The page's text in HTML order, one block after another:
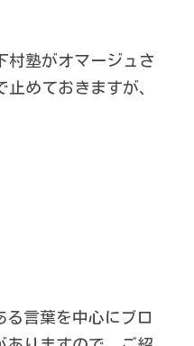
村塾がオマージュさ
めておきますが、
言葉を中心にブロ